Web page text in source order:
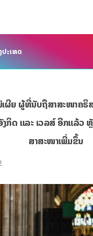
ປະເທດ
ເຜີຍ ຜູ້ທີ່ນັບຖືສາສະໜາຄຣິ
ງກິດ ແລະ ເວລສ໌ ອີກແລ້ວ
ສາສະໜາເພີ່ມຂຶ້ນ